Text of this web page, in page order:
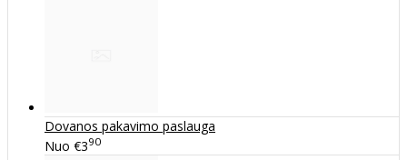
Dovanos pakavimo paslauga
Nuo €390